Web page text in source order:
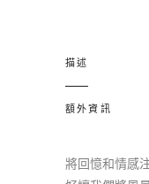
描述
額外資訊
將回憶和情感